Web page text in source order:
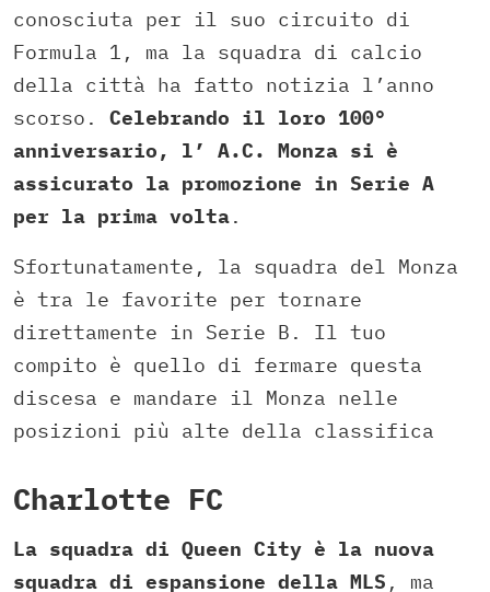
conosciuta per il suo circuito di
Formula 1, ma la squadra di calcio
della città ha fatto notizia l’anno
scorso. Celebrando il loro 100°
anniversario, l’ A.C. Monza si è
assicurato la promozione in Serie A
per la prima volta.
Sfortunatamente, la squadra del Monza
è tra le favorite per tornare
direttamente in Serie B. Il tuo
compito è quello di fermare questa
discesa e mandare il Monza nelle
posizioni più alte della classifica
Charlotte FC
La squadra di Queen City è la nuova
squadra di espansione della MLS , ma